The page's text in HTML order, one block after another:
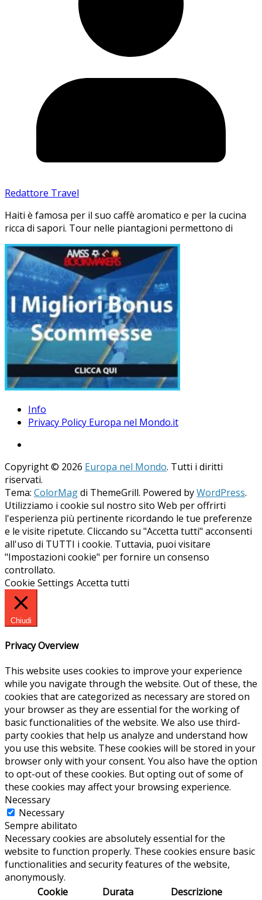
Redattore Travel
Haiti è famosa per il suo caffè aromatico e per la cucina
ricca di sapori. Tour nelle piantagioni permettono di
Info
Privacy Policy Europa nel Mondo.it
Copyright © 2026 Europa nel Mondo. Tutti i diritti
riservati.
Tema: ColorMagdi ThemeGrill. Powered byWordPress.
Utilizziamo i cookie sul nostro sito Web per offrirti
l'esperienza più pertinente ricordando le tue preferenze
e le visite ripetute. Cliccando su "Accetta tutti" acconsenti
all'uso di TUTTI i cookie. Tuttavia, puoi visitare
"Impostazioni cookie" per fornire un consenso
controllato.
Cookie Settings Accetta tutti
Chiudi
Privacy Overview
This website uses cookies to improve your experience
while you navigate through the website. Out of these, the
cookies that are categorized as necessary are stored on
your browser as they are essential for the working of
basic functionalities of the website. We also use third-
party cookies that help us analyze and understand how
you use this website. These cookies will be stored in your
browser only with your consent. You also have the option
to opt-out of these cookies. But opting out of some of
these cookies may affect your browsing experience.
Necessary
Necessary
Sempre abilitato
Necessary cookies are absolutely essential for the
website to function properly. These cookies ensure basic
functionalities and security features of the website,
anonymously.
Cookie
Durata Descrizione